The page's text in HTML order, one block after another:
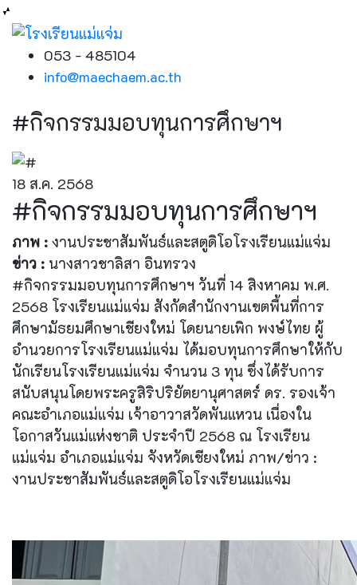
053 - 485104
info@maechaem.ac.th
#กิจกรรมมอบทุนการศึกษาฯ
18 ส.ค. 2568
#กิจกรรมมอบทุนการศึกษาฯ
ภาพ : งานประชาสัมพันธ์และสตูดิโอโรงเรียนแม่แจ่ม
ข่าว : นางสาวชาลิสา อินทรวง
#กิจกรรมมอบทุนการศึกษาฯ วันที่ 14 สิงหาคม พ.ศ.
2568 โรงเรียนแม่แจ่ม สังกัดสำนักงานเขตพื้นที่การ
ศึกษามัธยมศึกษาเชียงใหม่ โดยนายเพิก พงษ์ไทย ผู้
อำนวยการโรงเรียนแม่แจ่ม ได้มอบทุนการศึกษาให้กับ
นักเรียนโรงเรียนแม่แจ่ม จำนวน 3 ทุน ซึ่งได้รับการ
สนับสนุนโดยพระครูสิริปริยัตยานุศาสตร์ ดร. รองเจ้า
คณะอำเภอแม่แจ่ม เจ้าอาวาสวัดพันแหวน เนื่องใน
โอกาสวันแม่แห่งชาติ ประจำปี 2568 ณ โรงเรียน
แม่แจ่ม อำเภอแม่แจ่ม จังหวัดเชียงใหม่ ภาพ/ข่าว :
งานประชาสัมพันธ์และสตูดิโอโรงเรียนแม่แจ่ม